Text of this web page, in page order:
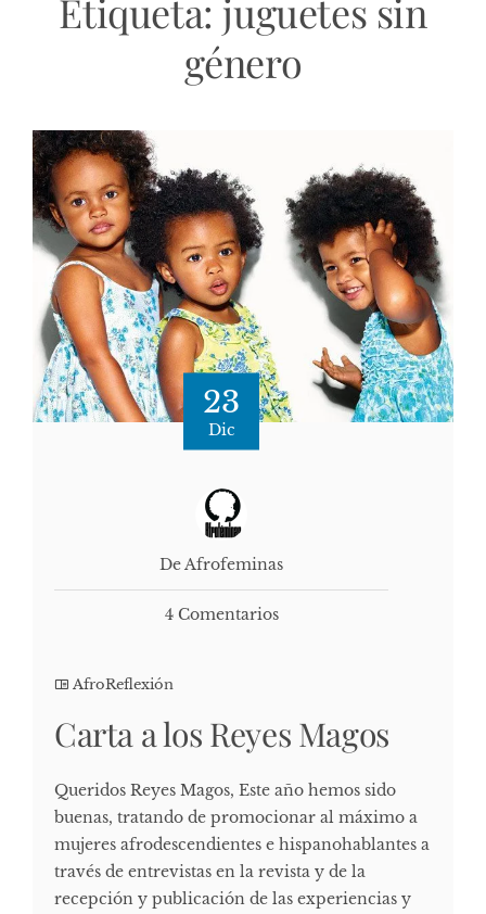
Etiqueta: juguetes sin
género
23
Dic
De Afrofeminas
4 Comentarios
AfroReflexión
Carta a los Reyes Magos
Queridos Reyes Magos, Este año hemos sido
buenas, tratando de promocionar al máximo a
mujeres afrodescendientes e hispanohablantes a
través de entrevistas en la revista y de la
recepción y publicación de las experiencias y